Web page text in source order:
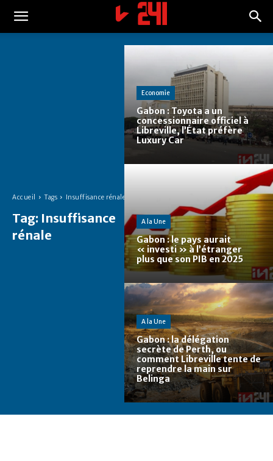
Accueil Tags Insuffisance rénale
Tag: Insuffisance
rénale
Economie
Gabon : Toyota a un
concessionnaire officiel à
Libreville, l’État préfère
Luxury Car
A la Une
Gabon : le pays aurait
« investi » à l’étranger
plus que son PIB en 2025
A la Une
Gabon : la délégation
secrète de Perth, ou
comment Libreville tente de
reprendre la main sur
Belinga